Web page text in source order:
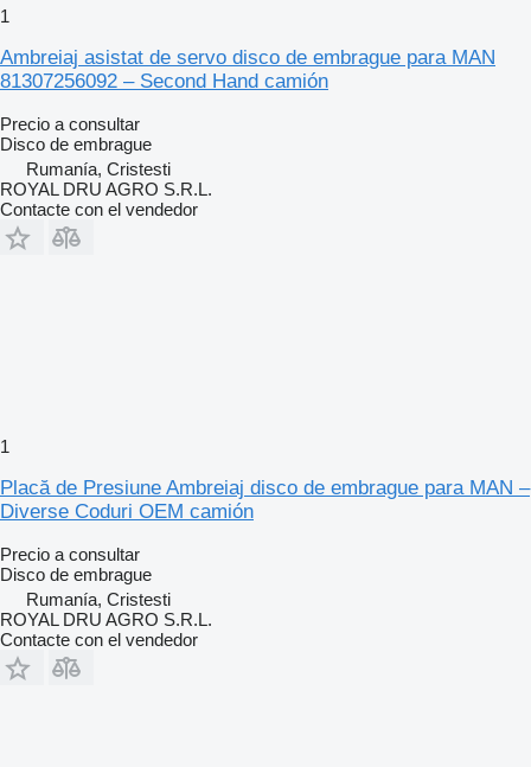
1
Ambreiaj asistat de servo disco de embrague para MAN
81307256092 – Second Hand camión
Precio a consultar
Disco de embrague
Rumanía, Cristesti
ROYAL DRU AGRO S.R.L.
Contacte con el vendedor
1
Placă de Presiune Ambreiaj disco de embrague para MAN –
Diverse Coduri OEM camión
Precio a consultar
Disco de embrague
Rumanía, Cristesti
ROYAL DRU AGRO S.R.L.
Contacte con el vendedor